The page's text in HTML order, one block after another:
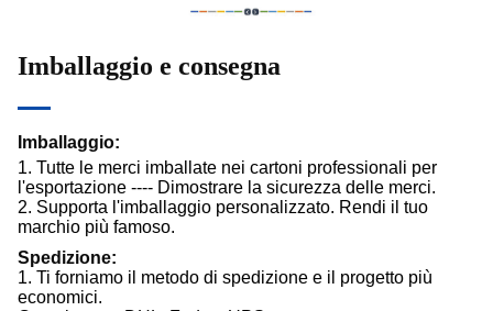
Imballaggio e consegna
Imballaggio:
1. Tutte le merci imballate nei cartoni professionali per
l'esportazione ---- Dimostrare la sicurezza delle merci.
2. Supporta l'imballaggio personalizzato. Rendi il tuo
marchio più famoso.
Spedizione:
1. Ti forniamo il metodo di spedizione e il progetto più
economici.